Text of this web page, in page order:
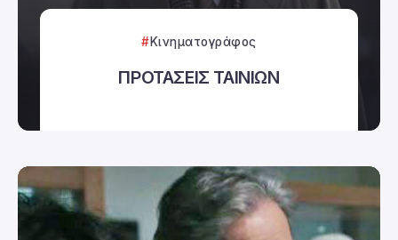
Κινηματογράφος
ΠΡΟΤΑΣΕΙΣ ΤΑΙΝΙΩΝ